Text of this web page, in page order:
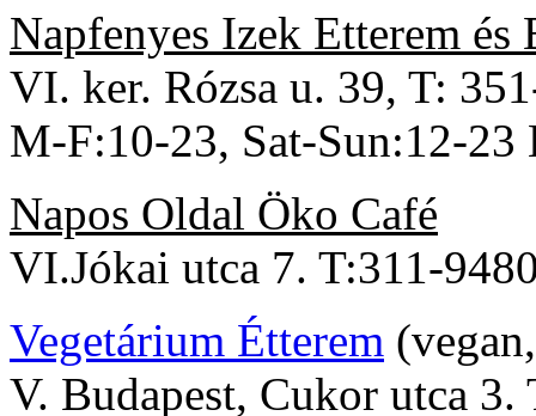
Napfenyes Izek Etterem és
VI. ker. Rózsa u. 39, T:
M-F:10-23, Sat-Sun:12-23
Napos Oldal Öko Café
VI.Jókai utca 7. T:311-
Vegetárium Étterem
V. Budapest, Cukor utca 3.